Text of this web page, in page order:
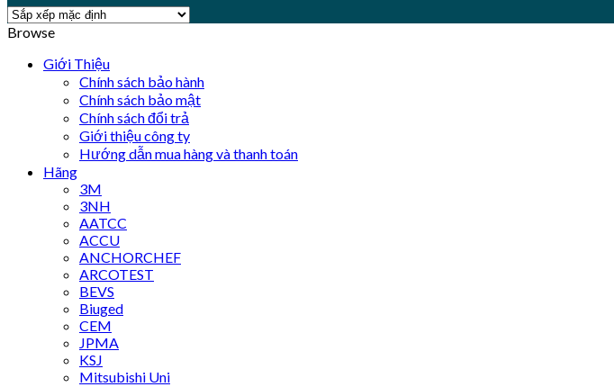
Browse
Giới Thiệu
Chính sách bảo hành
Chính sách bảo mật
Chính sách đổi trả
Giới thiệu công ty
Hướng dẫn mua hàng và thanh toán
Hãng
3M
3NH
AATCC
ACCU
ANCHORCHEF
ARCOTEST
BEVS
Biuged
CEM
JPMA
KSJ
Mitsubishi Uni